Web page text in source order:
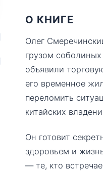
О КНИГЕ
Олег
грузом
объявили
его временное
переломить
китайских
Он готовит
здоровьем и
— те, кто